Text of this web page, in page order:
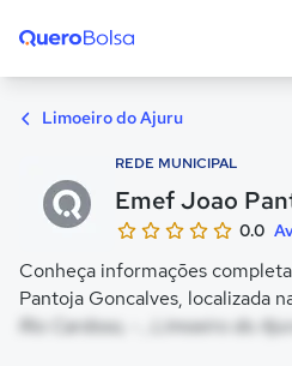
Limoeiro do Ajuru
REDE MUNICIPAL
Emef Joao
0.0
Conheça informações
Pantoja Goncalves, localizada
Rio Cardoso, - , Limoeiro do